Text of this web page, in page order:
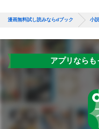
漫画無料試し読みならdブック 小
アプリならも